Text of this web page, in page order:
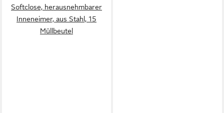
Softclose, herausnehmbarer
Inneneimer, aus Stahl, 15
Müllbeutel